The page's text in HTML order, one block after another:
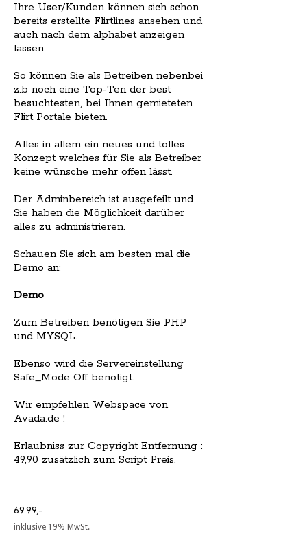
Ihre User/Kunden können sich schon
bereits erstellte Flirtlines ansehen und
auch nach dem alphabet anzeigen
lassen.
So können Sie als Betreiben nebenbei
z.b noch eine Top-Ten der best
besuchtesten, bei Ihnen gemieteten
Flirt Portale bieten.
Alles in allem ein neues und tolles
Konzept welches für Sie als Betreiber
keine wünsche mehr offen lässt.
Der Adminbereich ist ausgefeilt und
Sie haben die Möglichkeit darüber
alles zu administrieren.
Schauen Sie sich am besten mal die
Demo an:
Demo
Zum Betreiben benötigen Sie PHP
und MYSQL.
Ebenso wird die Servereinstellung
Safe_Mode Off benötigt.
Wir empfehlen Webspace von
Avada.de !
Erlaubniss zur Copyright Entfernung :
49,90 zusätzlich zum Script Preis.
69.99,-
inklusive 19% MwSt.